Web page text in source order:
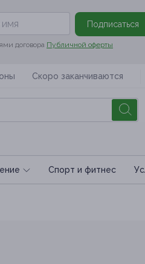
Подписаться
договора Публичной оферты
Скоро заканчиваются
Спoрт и фитнес